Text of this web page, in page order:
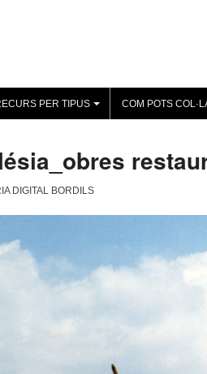
+
PER TIPUS COM POTS
DIGITAL BORDILS